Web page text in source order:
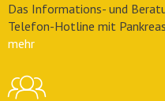
Das Informations- und
Telefon-Hotline mit
mehr